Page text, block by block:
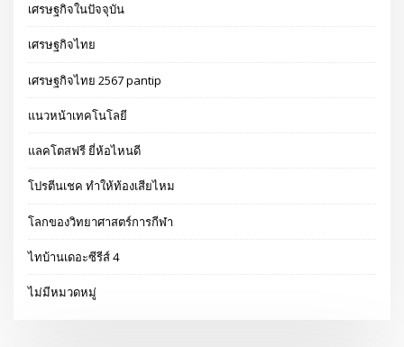
เศรษฐกิจในปัจจุบัน
เศรษฐกิจไทย
เศรษฐกิจไทย 2567 pantip
แนวหน้าเทคโนโลยี
แลคโตสฟรี ยี่ห้อไหนดี
โปรตีนเชค ทำให้ท้องเสียไหม
โลกของวิทยาศาสตร์การกีฬา
ไทบ้านเดอะซีรีส์ 4
ไม่มีหมวดหมู่